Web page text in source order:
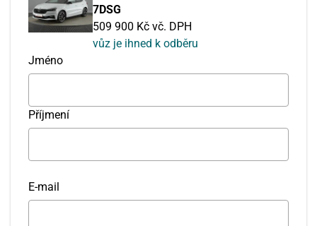
7DSG
509 900 Kč vč. DPH
vůz je ihned k odběru
Jméno
Příjmení
E-mail